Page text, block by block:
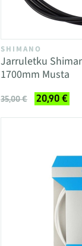
SHIMANO
Jarruletku
1700mm Musta
35,00 € 20,90 €